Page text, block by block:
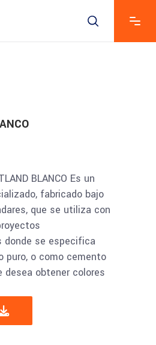
BLANCO Es un
fabricado bajo
que se utiliza con
donde se especifica
puro, o como cemento
desea obtener colores